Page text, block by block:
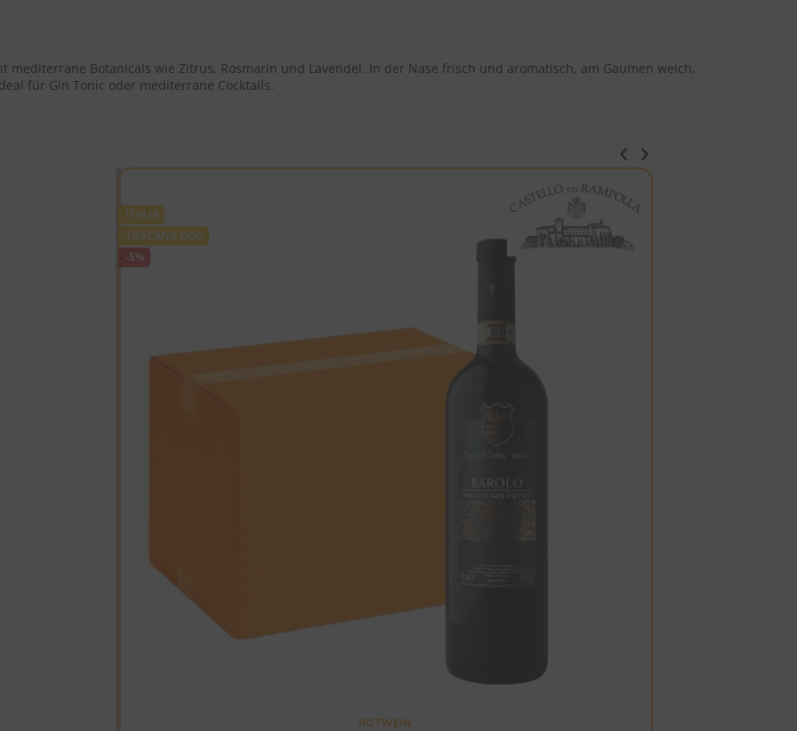
mediterrane Botanicals wie Zitrus, Rosmarin und Lavendel. In der Nase frisch und aromatisch, am Gaumen weich,
für Gin Tonic oder mediterrane Cocktails.
ITALIA
TOSCANA DOC
-5%
ROTWEIN